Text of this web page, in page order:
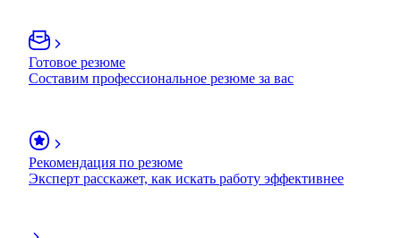
Готовое резюме
Составим профессиональное резюме за вас
Рекомендация по резюме
Эксперт расскажет, как искать работу эффективнее